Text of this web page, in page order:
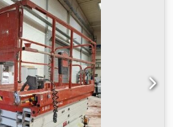
Nuland. Společnost Van
nabídce rozmanitou zásobu
a příslušenství. Všechny
za obchodní ceny, ve stavu
naše všeobecné obchodní
nebo zkušební jízdu si můžete
Prosím, zavolejte předem,
Ajzpyvujf Asck Van de Wert
3 5391 LR Nuland